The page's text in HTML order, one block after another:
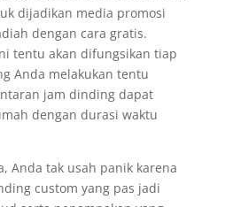
dijadikan media promosi
dengan cara gratis.
tentu akan difungsikan tiap
Anda melakukan tentu
jam dinding dapat
dengan durasi waktu
Anda tak usah panik karena
custom yang pas jadi